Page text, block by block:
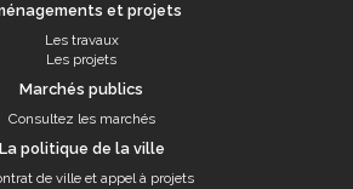
et projets
Les travaux
Les projets
Marchés publics
Consultez les marchés
La politique de la ville
de ville et appel à projets